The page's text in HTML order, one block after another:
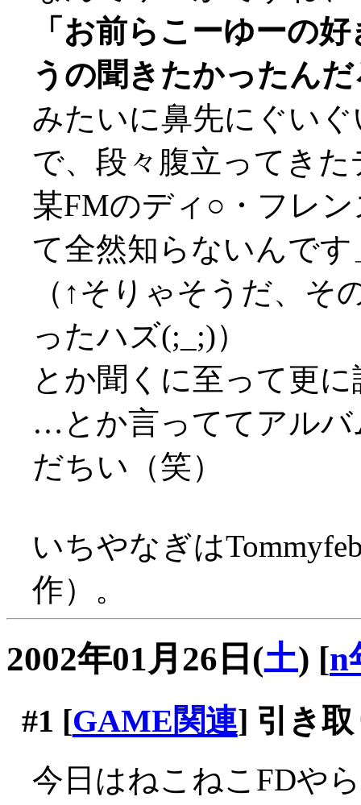
「お前らこーゆーの
うの聞きたかったん
みたいに鼻先にぐい
で、段々腹立ってき
某FMのディ○・フレ
て全然知らないんです
（↑そりゃそうだ、そ
ったハズ(;_;)）
とか聞くに至って更
…とか言っててアルバ
だちい（笑）
いちやなぎは
作）。
2002年01月26日(土) [n
#1 [GAME関連] 引き
今日はねこねこFDや